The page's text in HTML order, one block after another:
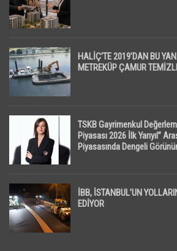
HALİÇ’TE 2019’DAN BU
METREKÜP ÇAMUR
TSKB Gayrimenkul
Piyasası 2026 İlk Yarıyıl”
Piyasasında Dengeli
İBB, İSTANBUL’UN
EDİYOR